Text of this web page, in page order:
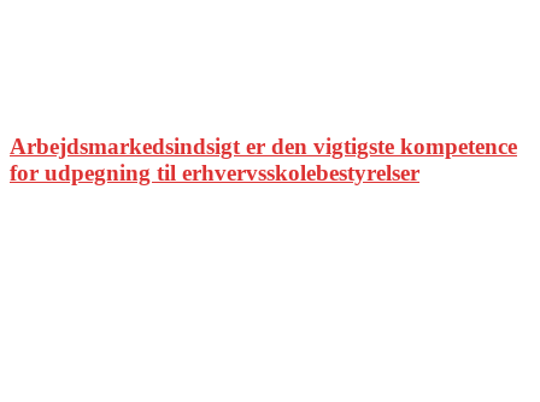
Arbejdsmarkedsindsigt er den vigtigste kompetence
for udpegning til erhvervsskolebestyrelser